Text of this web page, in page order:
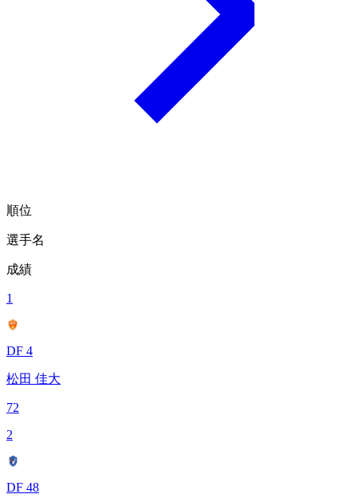
順位
選手名
成績
1
DF 4
松田 佳大
72
2
DF 48